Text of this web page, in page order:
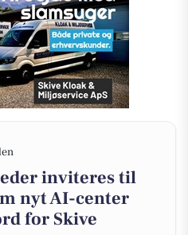
inviteres til
nyt AI-center
for Skive